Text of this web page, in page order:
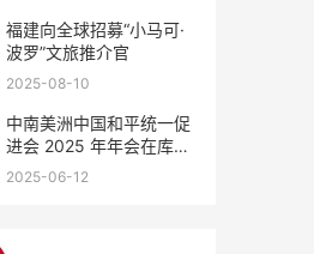
福建向全球招募“小马可·
波罗”文旅推介官
2025-08-10
中南美洲中国和平统一促
进会 2025 年年会在库拉
索圆满举行，共绘反“独”
2025-06-12